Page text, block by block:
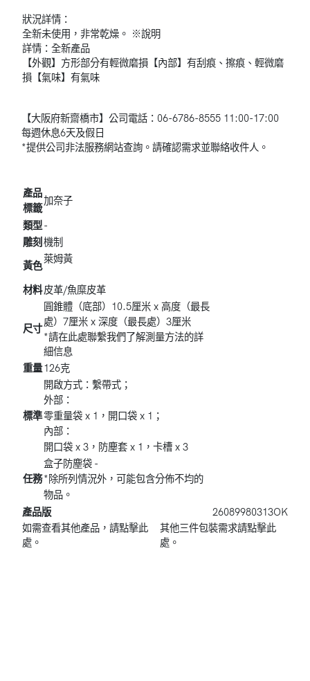
狀況詳情：
全新未使用，非常乾燥。 ※說明
詳情：全新產品
【外觀】方形部分有輕微磨損【內部】有刮痕、擦痕、輕微磨
損【氣味】有氣味
【大阪府新齋橋市】公司電話：06-6786-8555 11:00-17:00
每週休息6天及假日
*提供公司非法服務網站查詢。請確認需求並聯絡收件人。
產品
標籤
加奈子
類型-
雕刻 機制
黃色
萊姆黃
材料皮革/魚糜皮革
尺寸
圓錐體（底部）10.5厘米 x 高度（最長
處）7厘米 x 深度（最長處）3厘米
*請在此處聯繫我們了解測量方法的詳
細信息
重量126克
標準
開啟方式：繫帶式；
外部：
零重量袋 x 1，開口袋 x 1；
內部：
開口袋 x 3，防塵套 x 1，卡槽 x 3
任務
盒子防塵袋 -
*除所列情況外，可能包含分佈不均的
物品。
產品版
26089980313OK
如需查看其他產品，請點擊此
處。
其他三件包裝需求請點擊此
處。